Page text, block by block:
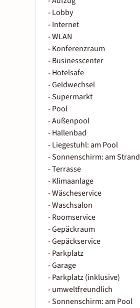
- Lobby
- Internet
- WLAN
- Konferenzraum
- Businesscenter
- Hotelsafe
- Geldwechsel
- Supermarkt
- Pool
- Außenpool
- Hallenbad
- Liegestuhl: am Pool
- Sonnenschirm: am Strand
- Terrasse
- Klimaanlage
- Wäscheservice
- Waschsalon
- Roomservice
- Gepäckraum
- Gepäckservice
- Parkplatz
- Garage
- Parkplatz (inklusive)
- umweltfreundlich
- Sonnenschirm: am Pool